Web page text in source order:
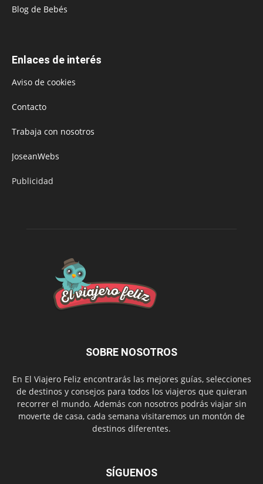
Blog de Bebés
Enlaces de interés
Aviso de cookies
Contacto
Trabaja con nosotros
JoseanWebs
Publicidad
SOBRE NOSOTROS
En El Viajero Feliz encontrarás las mejores guías, selecciones
de destinos y consejos para todos los viajeros que quieran
recorrer el mundo. Además con nosotros podrás viajar sin
moverte de casa, cada semana visitaremos un montón de
destinos diferentes.
SÍGUENOS